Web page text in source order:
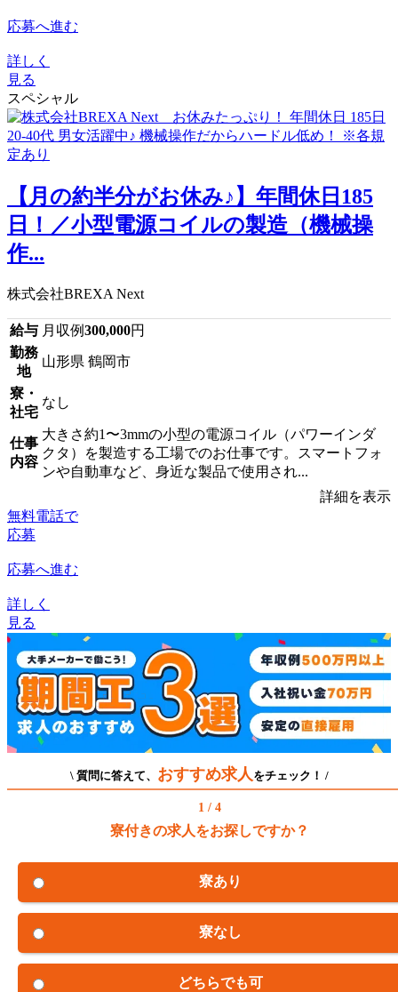
応募へ進む
詳しく
見る
スペシャル
【月の約半分がお休み♪】年間休日185
日！／小型電源コイルの製造（機械操
作...
株式会社BREXA Next
給与 月収例300,000円
勤務
地
山形県 鶴岡市
寮・
社宅
なし
仕事
内容
大きさ約1〜3mmの小型の電源コイル（パワーインダ
クタ）を製造する工場でのお仕事です。スマートフォ
ンや自動車など、身近な製品で使用され...
詳細を表示
無料電話で
応募
応募へ進む
詳しく
見る
\ 質問に答えて、 おすすめ求人 をチェック！ /
1 / 4
寮付きの求人をお探しですか？
寮あり
寮なし
どちらでも可